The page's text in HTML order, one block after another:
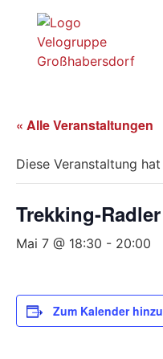
« Alle Veranstaltungen
Diese Veranstaltung
Trekking-Radler
Mai 7 @ 18:30 - 20:00
Zum Kalender